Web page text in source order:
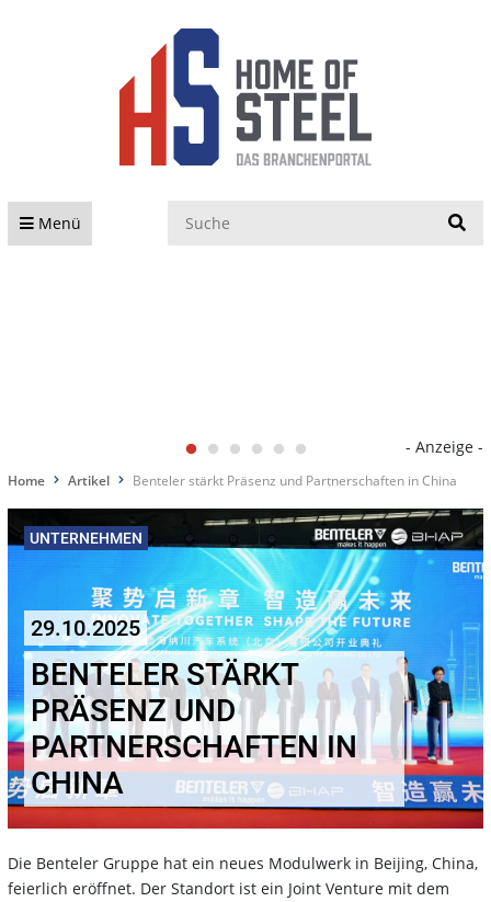
Menü
- Anzeige -
Home Artikel Benteler stärkt Präsenz und Partnerschaften in China
UNTERNEHMEN
29.10.2025
BENTELER STÄRKT
PRÄSENZ UND
PARTNERSCHAFTEN IN
CHINA
Die Benteler Gruppe hat ein neues Modulwerk in Beijing, China,
feierlich eröffnet. Der Standort ist ein Joint Venture mit dem